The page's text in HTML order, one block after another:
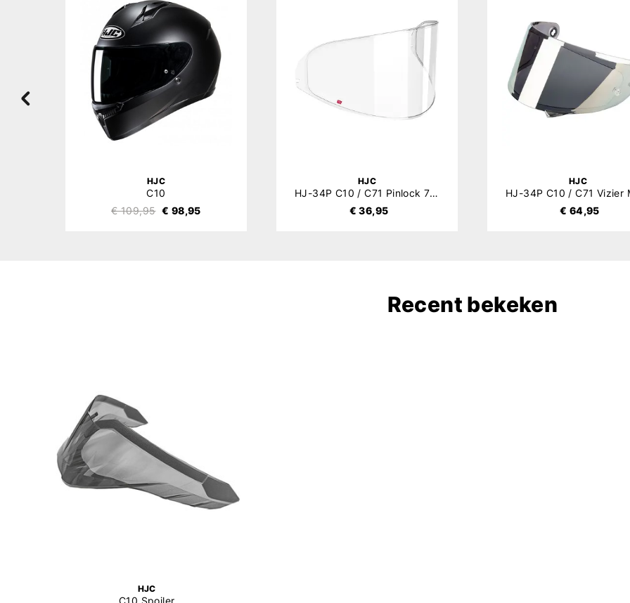
HJC
C10
€ 109,95 € 98,95
HJC
HJ-34P C10 / C71 Pinlock 70 (DKS463)
€ 36,95
HJC
€ 64,95
Recent bekeken
HJC